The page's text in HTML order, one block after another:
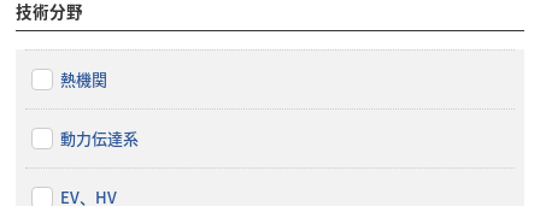
技術分野
熱機関
動力伝達系
EV、HV